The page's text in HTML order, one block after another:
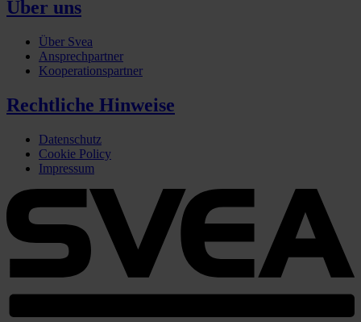
Über uns
Über Svea
Ansprechpartner
Kooperationspartner
Rechtliche Hinweise
Datenschutz
Cookie Policy
Impressum